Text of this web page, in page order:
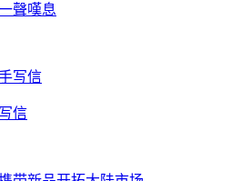
聲嘆息
信